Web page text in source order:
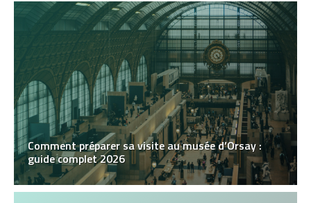
Comment préparer sa visite au musée d’Orsay :
guide complet 2026